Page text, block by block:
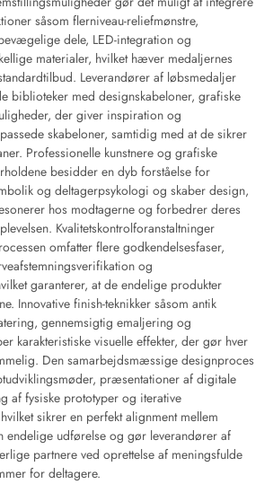
såsom flerniveau-reliefmønstre,
dele, LED-integration og
materialer, hvilket hæver medaljernes
Leverandører af løbsmedaljer
biblioteker med designskabeloner, grafiske
der giver inspiration og
skabeloner, samtidig med at de sikrer
Professionelle kunstnere og grafiske
besidder en dyb forståelse for
og deltagerpsykologi og skaber design,
hos modtagerne og forbedrer deres
Kvalitetskontrolforanstaltninger
omfatter flere godkendelsesfaser,
og
garanterer, at de endelige produkter
Innovative finish-teknikker såsom antik
gennemsigtig emaljering og
karakteristiske visuelle effekter, der gør hver
Den samarbejdsmæssige designproces
præsentationer af digitale
af fysiske prototyper og iterative
sikrer en perfekt alignment mellem
endelige udførelse og gør leverandører af
partnere ved oprettelse af meningsfulde
for deltagere.